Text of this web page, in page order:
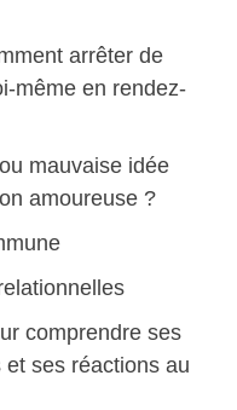
arrêter de
même en rendez-
mauvaise idée
amoureuse ?
comprendre ses
ses réactions au